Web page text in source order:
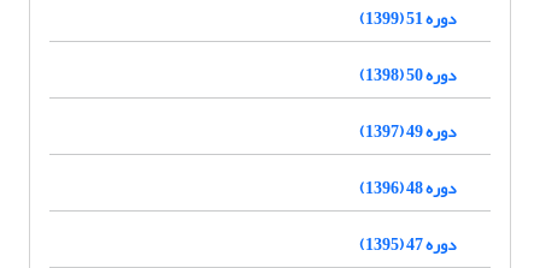
دوره 51 (1399)
دوره 50 (1398)
دوره 49 (1397)
دوره 48 (1396)
دوره 47 (1395)